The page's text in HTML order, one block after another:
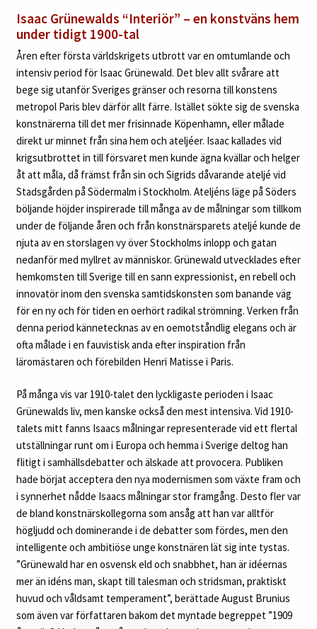
Isaac Grünewalds “Interiör” – en konstväns hem
under tidigt 1900-tal
Åren efter första världskrigets utbrott var en omtumlande och
intensiv period för Isaac Grünewald. Det blev allt svårare att
bege sig utanför Sveriges gränser och resorna till konstens
metropol Paris blev därför allt färre. Istället sökte sig de svenska
konstnärerna till det mer frisinnade Köpenhamn, eller målade
direkt ur minnet från sina hem och ateljéer. Isaac kallades vid
krigsutbrottet in till försvaret men kunde ägna kvällar och helger
åt att måla, då främst från sin och Sigrids dåvarande ateljé vid
Stadsgården på Södermalm i Stockholm. Ateljéns läge på Söders
böljande höjder inspirerade till många av de målningar som tillkom
under de följande åren och från konstnärsparets ateljé kunde de
njuta av en storslagen vy över Stockholms inlopp och gatan
nedanför med myllret av människor. Grünewald utvecklades efter
hemkomsten till Sverige till en sann expressionist, en rebell och
innovatör inom den svenska samtidskonsten som banande väg
för en ny och för tiden en oerhört radikal strömning. Verken från
denna period kännetecknas av en oemotståndlig elegans och är
ofta målade i en fauvistisk anda efter inspiration från
läromästaren och förebilden Henri Matisse i Paris.
På många vis var 1910-talet den lyckligaste perioden i Isaac
Grünewalds liv, men kanske också den mest intensiva. Vid 1910-
talets mitt fanns Isaacs målningar representerade vid ett flertal
utställningar runt om i Europa och hemma i Sverige deltog han
flitigt i samhällsdebatter och älskade att provocera. Publiken
hade börjat acceptera den nya modernismen som växte fram och
i synnerhet nådde Isaacs målningar stor framgång. Desto fler var
de bland konstnärskollegorna som ansåg att han var alltför
högljudd och dominerande i de debatter som fördes, men den
intelligente och ambitiöse unge konstnären lät sig inte tystas.
”Grünewald har en osvensk eld och snabbhet, han är idéernas
mer än idéns man, skapt till talesman och stridsman, praktiskt
huvud och våldsamt temperament”, berättade August Brunius
som även var författaren bakom det myntade begreppet ”1909